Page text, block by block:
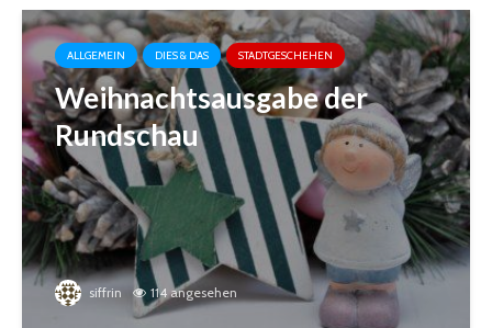
ALLGEMEIN DIES & DAS STADTGESCHEHEN
Weihnachtsausgabe der
Rundschau
siffrin 114 angesehen